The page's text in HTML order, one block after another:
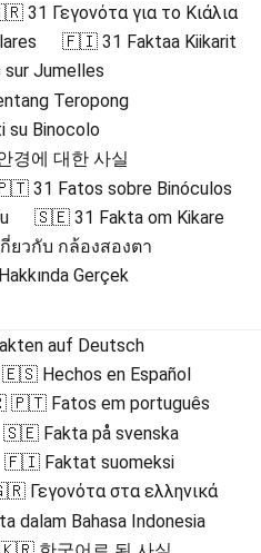
31 Γεγονότα για το Κιάλια
🇫🇮 31 Faktaa Kiikarit
Jumelles
Teropong
Binocolo
에 대한 사실
31 Fatos sobre Binóculos
🇸🇪 31 Fakta om Kikare
ยวกับ กล้องสองตา
Gerçek
auf Deutsch
🇪🇸 Hechos en Español
Fatos em português
🇸🇪 Fakta på svenska
🇫🇮 Faktat suomeksi
Γεγονότα στα ελληνικά
dalam Bahasa Indonesia